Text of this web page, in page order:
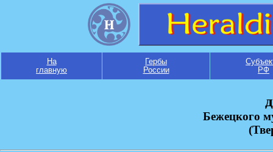
На
главную
Гербы
России
РФ
Бежецкого